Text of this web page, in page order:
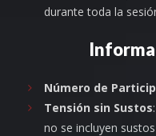
durante toda la
Número de
Tensión sin Sustos
no se incluyen